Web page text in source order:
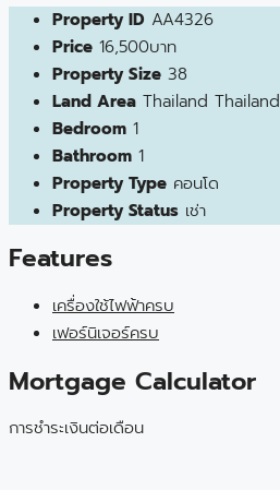
Property ID AA4326
Price 16,500บาท
Property Size 38
Land Area Thailand Thailand
Bedroom 1
Bathroom 1
Property Type คอนโด
Property Status เช่า
Features
เครื่องใช้ไฟฟ้าครบ
เฟอร์นิเจอร์ครบ
Mortgage Calculator
การชำระเงินต่อเดือน